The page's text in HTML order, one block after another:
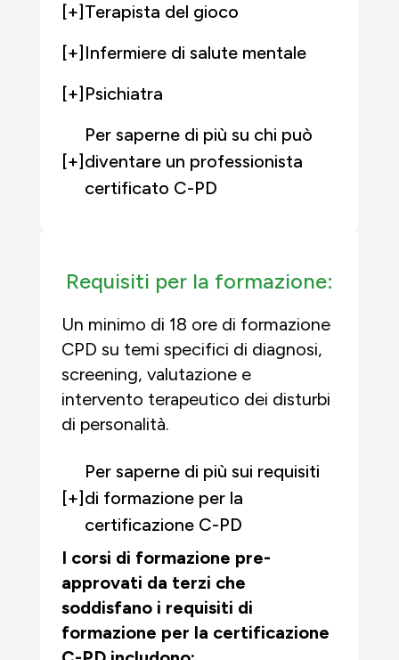
[+]Terapista del gioco
[+]Infermiere di salute mentale
[+]Psichiatra
[+]
Per saperne di più su chi può
diventare un professionista
certificato C-PD
Requisiti per la formazione:
Un minimo di 18 ore di formazione
CPD su temi specifici di diagnosi,
screening, valutazione e
intervento terapeutico dei disturbi
di personalità.
[+]
Per saperne di più sui requisiti
di formazione per la
certificazione C-PD
I corsi di formazione pre-
approvati da terzi che
soddisfano i requisiti di
formazione per la certificazione